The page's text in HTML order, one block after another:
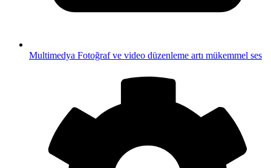
Multimedya Fotoğraf ve video düzenleme artı mükemmel ses